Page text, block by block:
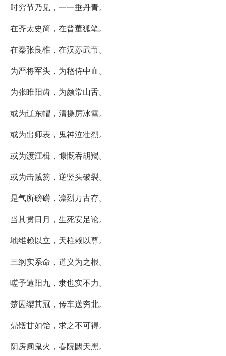
时穷节乃见，一一垂丹青。
在齐太史简，在晋董狐笔。
在秦张良椎，在汉苏武节。
为严将军头，为嵇侍中血。
为张睢阳齿，为颜常山舌。
或为辽东帽，清操厉冰雪。
或为出师表，鬼神泣壮烈。
或为渡江楫，慷慨吞胡羯。
或为击贼笏，逆竖头破裂。
是气所磅礴，凛烈万古存。
当其贯日月，生死安足论。
地维赖以立，天柱赖以尊。
三纲实系命，道义为之根。
嗟予遘阳九，隶也实不力。
楚囚缨其冠，传车送穷北。
鼎镬甘如饴，求之不可得。
阴房阗鬼火，春院閟天黑。